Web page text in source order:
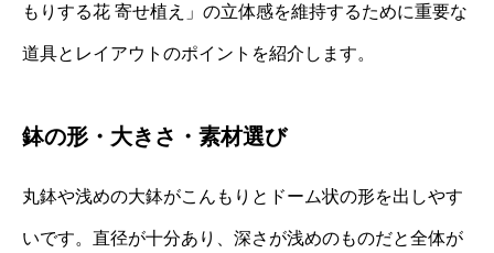
もりする花 寄せ植え」の立体感を維持するために重要な
道具とレイアウトのポイントを紹介します。
鉢の形・大きさ・素材選び
丸鉢や浅めの大鉢がこんもりとドーム状の形を出しやす
いです。直径が十分あり、深さが浅めのものだと全体が